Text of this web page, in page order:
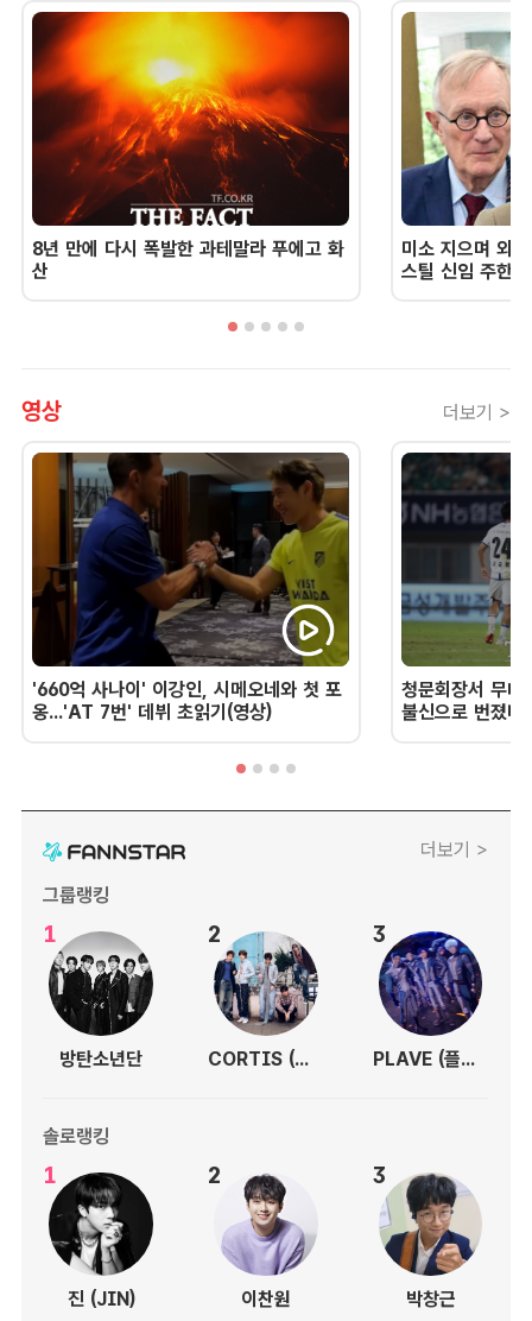
8년 만에 다시 폭발한 과테말라 푸에고 화
산
미소 지으며 외
스틸 신임 주한
영상 더보기 >
'660억 사나이' 이강인, 시메오네와 첫 포
옹...'AT 7번' 데뷔 초읽기(영상)
청문회장서 무너
불신으로 번졌
더보기 >
그룹랭킹
1
방탄소년단
2
CORTIS (코르티스)
3
PLAVE (플레이브)
솔로랭킹
1
진 (JIN)
2
이찬원
3
박창근